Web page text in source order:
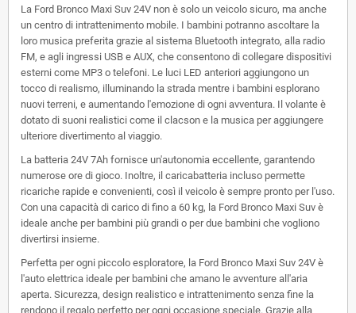
La Ford Bronco Maxi Suv 24V non è solo un veicolo sicuro, ma anche
un centro di intrattenimento mobile. I bambini potranno ascoltare la
loro musica preferita grazie al sistema Bluetooth integrato, alla radio
FM, e agli ingressi USB e AUX, che consentono di collegare dispositivi
esterni come MP3 o telefoni. Le luci LED anteriori aggiungono un
tocco di realismo, illuminando la strada mentre i bambini esplorano
nuovi terreni, e aumentando l'emozione di ogni avventura. Il volante è
dotato di suoni realistici come il clacson e la musica per aggiungere
ulteriore divertimento al viaggio.
La batteria 24V 7Ah fornisce un'autonomia eccellente, garantendo
numerose ore di gioco. Inoltre, il caricabatteria incluso permette
ricariche rapide e convenienti, così il veicolo è sempre pronto per l'uso.
Con una capacità di carico di fino a 60 kg, la Ford Bronco Maxi Suv è
ideale anche per bambini più grandi o per due bambini che vogliono
divertirsi insieme.
Perfetta per ogni piccolo esploratore, la Ford Bronco Maxi Suv 24V è
l'auto elettrica ideale per bambini che amano le avventure all'aria
aperta. Sicurezza, design realistico e intrattenimento senza fine la
rendono il regalo perfetto per ogni occasione speciale. Grazie alla